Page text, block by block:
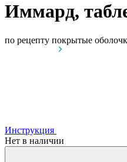
Иммард,
по рецепту покрытые
Инструкция
Нет в наличии